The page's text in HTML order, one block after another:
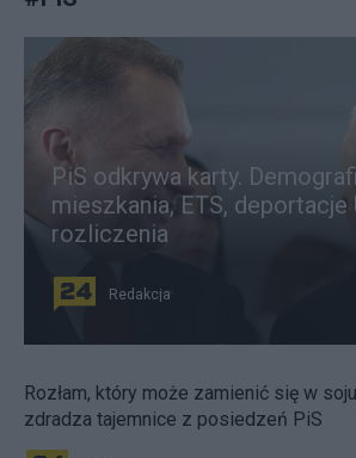
PiS odkrywa karty.
mieszkania, ETS,
rozliczenia
Redakcja
Rozłam, który może zamienić się w
zdradza tajemnice z posiedzeń PiS